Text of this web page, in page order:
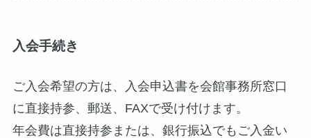
入会手続き
ご入会希望の方は、入会申込書を会館事務所窓口
に直接持参、郵送、FAXで受け付けます。
年会費は直接持参または、銀行振込でもご入金い